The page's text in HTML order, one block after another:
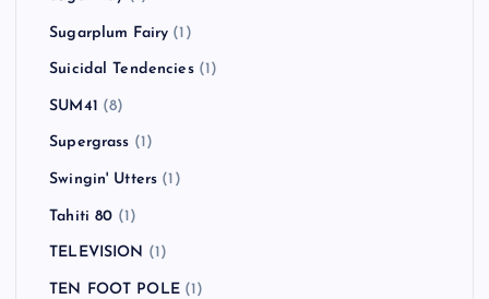
Sugarplum Fairy (1)
Suicidal Tendencies(1)
SUM41 (8)
Supergrass (1)
Swingin' Utters (1)
Tahiti 80 (1)
TELEVISION (1)
TEN FOOT POLE(1)